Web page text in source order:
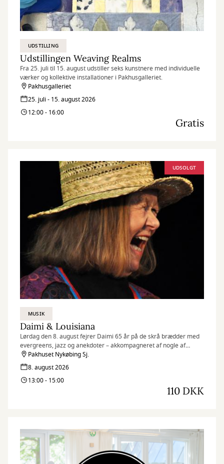
UDSTILLING
Udstillingen Weaving Realms
Fra 25. juli til 15. august udstiller seks kunstnere med individuelle
værker og kollektive installationer i Pakhusgalleriet.
Pakhusgalleriet
25. juli - 15. august 2026
12:00 - 16:00
Gratis
UDSOLGT
MUSIK
Daimi & Louisiana
Lørdag den 8. august fejrer Daimi 65 år på de skrå brædder med
evergreens, jazz og anekdoter – akkompagneret af nogle af
Danmarks bedste jazzmusikere.
Pakhuset Nykøbing Sj.
8. august 2026
13:00 - 15:00
110 DKK